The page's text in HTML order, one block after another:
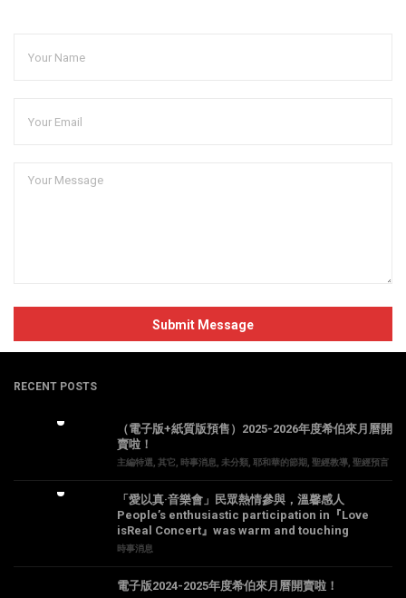
RECENT POSTS
（電子版+紙質版預售）2025-2026年度希伯來月曆開
賣啦！
主編特選 其它 時事消息 未分類 耶和華的節期 聖經教導 聖經預言
「愛以真·音樂會」民眾熱情參與，溫馨感人
People’s enthusiastic participation in『Love
isReal Concert』was warm and touching
時事消息
電子版2024-2025年度希伯來月曆開賣啦！